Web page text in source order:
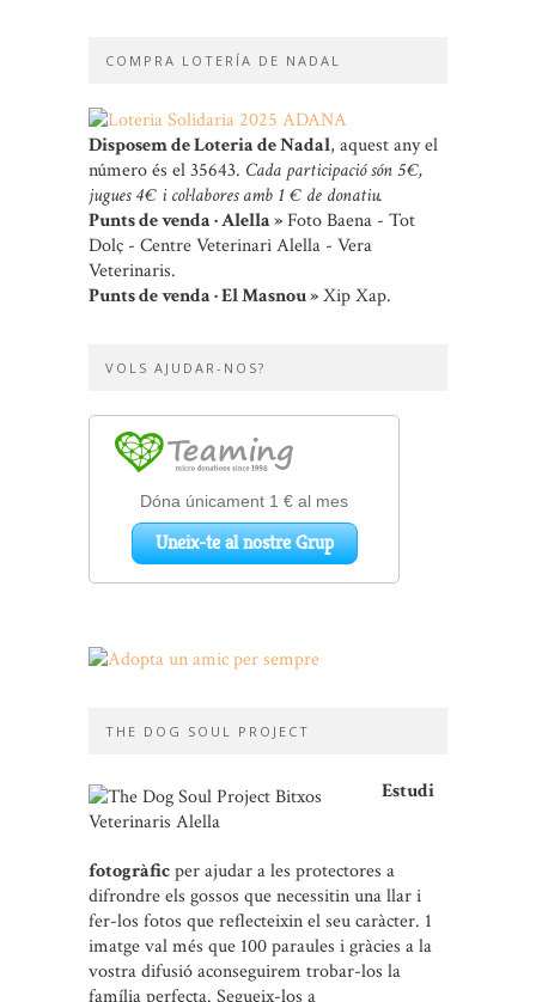
COMPRA LOTERÍA DE NADAL
Disposem de Loteria de Nadal, aquest any el
número és el 35643. Cada participació són 5 €,
jugues 4 € i col·labores amb 1 € de donatiu.
Punts de venda · Alella »Foto Baena - Tot
Dolç - Centre Veterinari Alella - Vera
Veterinaris.
Punts de venda · El Masnou »Xip Xap.
VOLS AJUDAR-NOS?
THE DOG SOUL PROJECT
Estudi
fotogràficper ajudar a les protectores a
difrondre els gossos que necessitin una llar i
fer-los fotos que reflecteixin el seu caràcter. 1
imatge val més que 100 paraules i gràcies a la
vostra difusió aconseguirem trobar-los la
família perfecta. Segueix-los a